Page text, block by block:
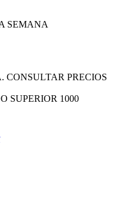
SEMANA
PRECIOS
SUPERIOR 1000